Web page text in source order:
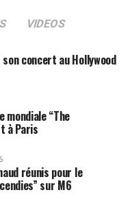
VIDEOS
concert au Hollywood
mondiale “The
à Paris
réunis pour le
sur M6